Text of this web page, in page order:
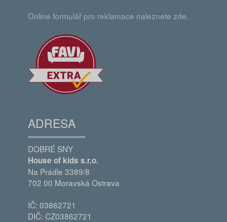
Online formulář pro reklamace naleznete zde.
ADRESA
DOBRÉ SNY
House of kids s.r.o.
Na Prádle 3389/8
702 00 Moravská Ostrava
IČ: 03862721
DIČ: CZ03862721